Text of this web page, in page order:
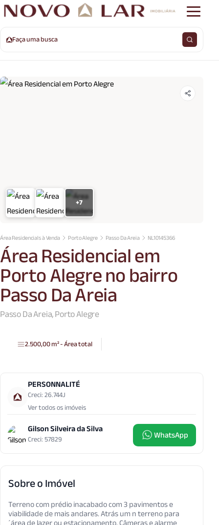
Faça uma busca
+7
Área Residencials à Venda Porto Alegre Passo Da Areia NL10145366
Área Residencial em
Porto Alegre no bairro
Passo Da Areia
Passo Da Areia, Porto Alegre
2.500,00 m² - Área total
PERSONNALITÉ
Creci: 26.744J
Ver todos os imóveis
Gilson Silveira da Silva
Creci: 57829 WhatsApp
Sobre o Imóvel
Terreno com prédio inacabado com 3 pavimentos e
viabilidade de mais andares. Atrás um n terreno para